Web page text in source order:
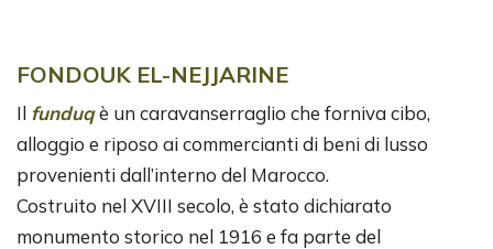
FONDOUK EL-NEJJARINE
Il funduqè un caravanserraglio che forniva cibo,
alloggio e riposo ai commercianti di beni di lusso
provenienti dall’interno del Marocco.
Costruito nel XVIII secolo, è stato dichiarato
monumento storico nel 1916 e fa parte del